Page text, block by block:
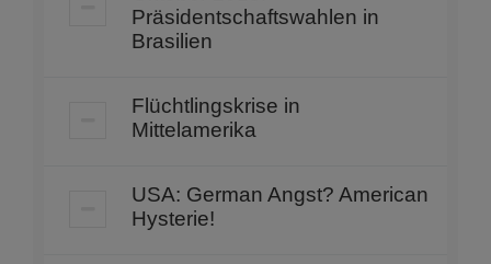
Präsidentschaftswahlen in
Brasilien
Flüchtlingskrise in
Mittelamerika
USA: German Angst? American
Hysterie!